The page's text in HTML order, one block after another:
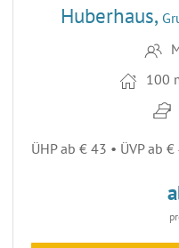
Huberhaus,
100
ÜHP ab € 43 • ÜVP ab €